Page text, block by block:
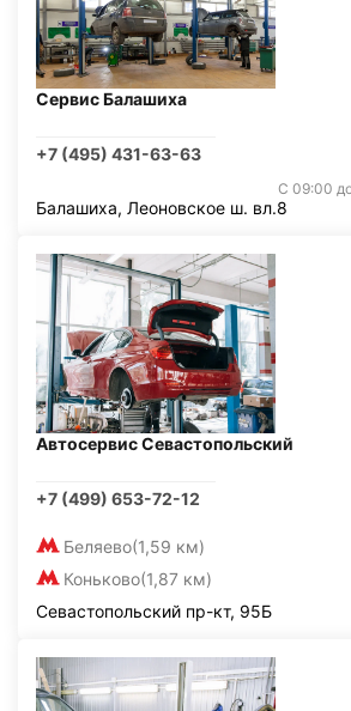
Сервис Балашиха
+7 (495) 431-63-63
С 09:00
Балашиха, Леоновское ш. вл.8
Автосервис Севастопольский
+7 (499) 653-72-12
Беляево(1,59 км)
Коньково(1,87 км)
Севастопольский пр-кт, 95Б